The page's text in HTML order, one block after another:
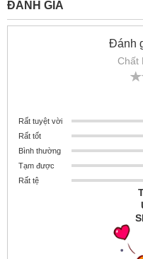
ĐÁNH GIÁ
Đánh
Chất
Rất tuyệt vời
Rất tốt
Bình thường
Tạm được
Rất tệ